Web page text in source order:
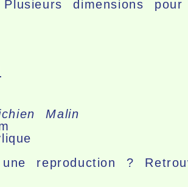
dimensions
Malin
reproduction ?